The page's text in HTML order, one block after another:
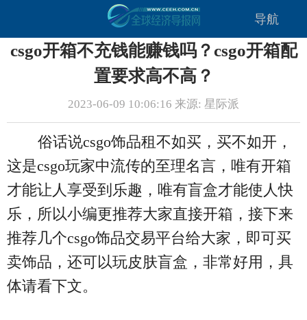
导航
csgo开箱不充钱能赚钱吗？csgo开箱配
置要求高不高？
2023-06-09 10:06:16 来源: 星际派
俗话说csgo饰品租不如买，买不如开，
这是csgo玩家中流传的至理名言，唯有开箱
才能让人享受到乐趣，唯有盲盒才能使人快
乐，所以小编更推荐大家直接开箱，接下来
推荐几个csgo饰品交易平台给大家，即可买
卖饰品，还可以玩皮肤盲盒，非常好用，具
体请看下文。